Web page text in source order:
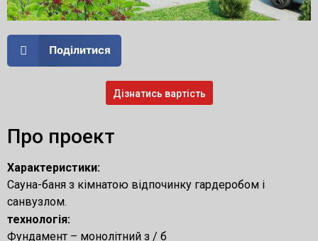
Поділитися
Дізнатись вартість
Про проект
Характеристики:
Сауна-баня з кімнатою відпочинку гардеробом і
санвузлом.
технологія:
Фундамент – монолітний з / б